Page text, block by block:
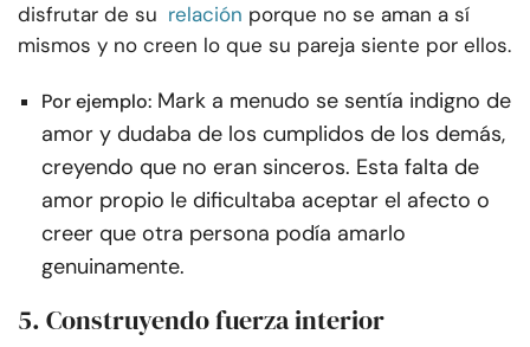
disfrutar de su relación porque no se aman a sí
mismos y no creen lo que su pareja siente por ellos.
Por ejemplo: Mark a menudo se sentía indigno de
amor y dudaba de los cumplidos de los demás,
creyendo que no eran sinceros. Esta falta de
amor propio le dificultaba aceptar el afecto o
creer que otra persona podía amarlo
genuinamente.
5. Construyendo fuerza interior